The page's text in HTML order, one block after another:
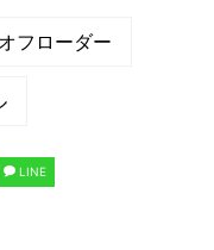
オフローダー
LINE